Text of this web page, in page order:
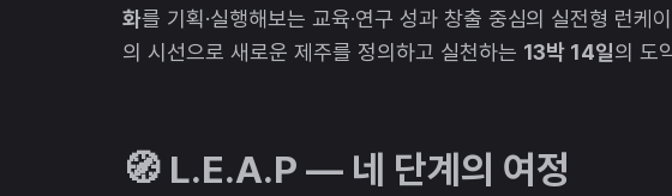
화를 기획·실행해보는 교육·연구 성과 창출 중심의 실전형 런케
의 시선으로 새로운 제주를 정의하고 실천하는 13박 14일의 도
🧭 L.E.A.P — 네 단계의 여정